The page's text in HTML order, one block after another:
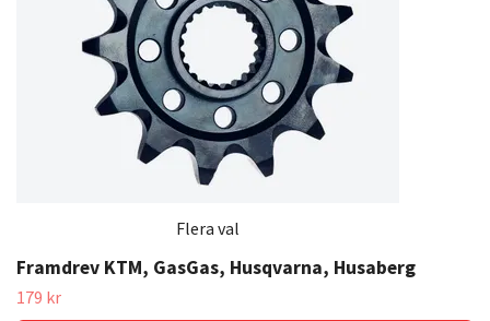
Flera val
Framdrev KTM, GasGas, Husqvarna, Husaberg
179 kr